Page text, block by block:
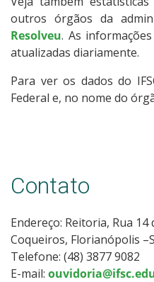
outros órgãos da
Resolveu. As
atualizadas diariamente.
Para ver os dados do
Federal e, no nome do
Contato
Endereço: Reitoria, Rua
Coqueiros, Florianópolis
Telefone: (48) 3877 9082
E-mail: